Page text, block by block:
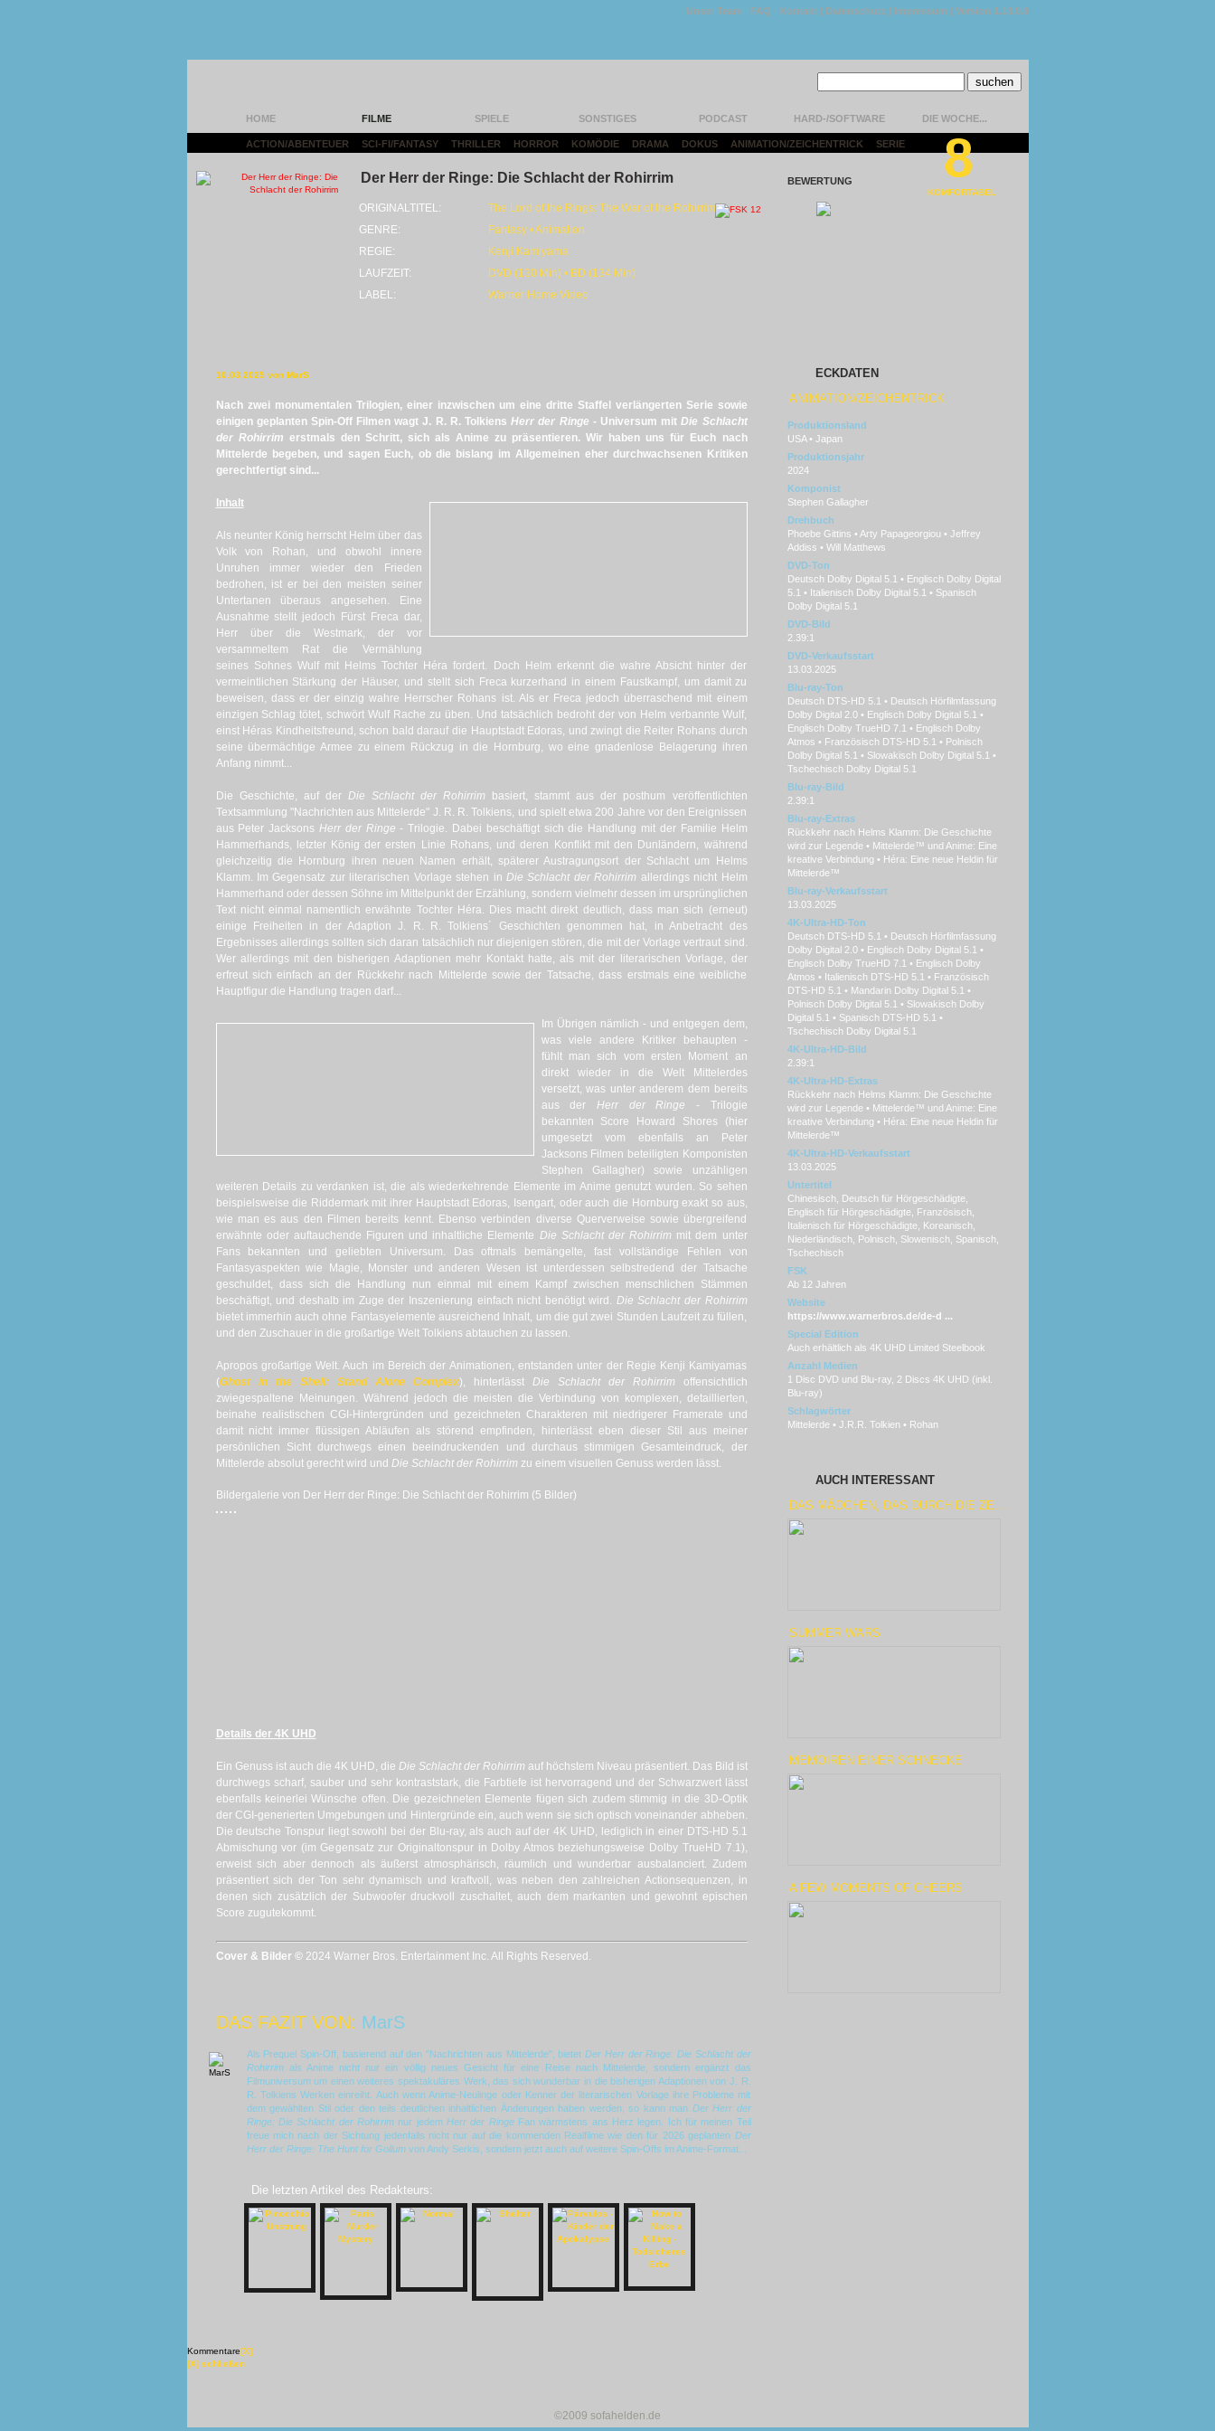
Unser Team | FAQ | Kontakt | Datenschutz | Impressum | Version 1.13.0.9
HOME FILME SPIELE SONSTIGES PODCAST HARD-/SOFTWARE DIE WOCHE...
ACTION/ABENTEUER SCI-FI/FANTASY THRILLER HORROR KOMÖDIE DRAMA DOKUS ANIMATION/ZEICHENTRICK SERIE
Der Herr der Ringe: Die Schlacht der Rohirrim
ORIGINALTITEL:
The Lord of the Rings: The War of the Rohirrim
GENRE:
Fantasy • Animation
REGIE:
Kenji Kamiyama
LAUFZEIT:
DVD (130 Min) • BD (134 Min)
LABEL:
Warner Home Video
BEWERTUNG 8
KOMFORTABEL
10.03.2025 von MarS
Nach zwei monumentalen Trilogien, einer inzwischen um eine dritte Staffel verlängerten Serie sowie
einigen geplanten Spin-Off Filmen wagt J. R. R. TolkiensHerr der Ringe - Universum mitDie Schlacht
der Rohirrim erstmals den Schritt, sich als Anime zu präsentieren. Wir haben uns für Euch nach
Mittelerde begeben, und sagen Euch, ob die bislang im Allgemeinen eher durchwachsenen Kritiken
gerechtfertigt sind...
Inhalt
Als neunter König herrscht Helm über das
Volk von Rohan, und obwohl innere
Unruhen immer wieder den Frieden
bedrohen, ist er bei den meisten seiner
Untertanen überaus angesehen. Eine
Ausnahme stellt jedoch Fürst Freca dar,
Herr über die Westmark, der vor
versammeltem Rat die Vermählung
seines Sohnes Wulf mit Helms Tochter Héra fordert. Doch Helm erkennt die wahre Absicht hinter der
vermeintlichen Stärkung der Häuser, und stellt sich Freca kurzerhand in einem Faustkampf, um damit zu
beweisen, dass er der einzig wahre Herrscher Rohans ist. Als er Freca jedoch überraschend mit einem
einzigen Schlag tötet, schwört Wulf Rache zu üben. Und tatsächlich bedroht der von Helm verbannte Wulf,
einst Héras Kindheitsfreund, schon bald darauf die Hauptstadt Edoras, und zwingt die Reiter Rohans durch
seine übermächtige Armee zu einem Rückzug in die Hornburg, wo eine gnadenlose Belagerung ihren
Anfang nimmt...
Die Geschichte, auf der Die Schlacht der Rohirrim basiert, stammt aus der posthum veröffentlichten
Textsammlung "Nachrichten aus Mittelerde" J. R. R. Tolkiens, und spielt etwa 200 Jahre vor den Ereignissen
aus Peter Jacksons Herr der Ringe - Trilogie. Dabei beschäftigt sich die Handlung mit der Familie Helm
Hammerhands, letzter König der ersten Linie Rohans, und deren Konflikt mit den Dunländern, während
gleichzeitig die Hornburg ihren neuen Namen erhält, späterer Austragungsort der Schlacht um Helms
Klamm. Im Gegensatz zur literarischen Vorlage stehen in Die Schlacht der Rohirrim allerdings nicht Helm
Hammerhand oder dessen Söhne im Mittelpunkt der Erzählung, sondern vielmehr dessen im ursprünglichen
Text nicht einmal namentlich erwähnte Tochter Héra. Dies macht direkt deutlich, dass man sich (erneut)
einige Freiheiten in der Adaption J. R. R. Tolkiens´ Geschichten genommen hat, in Anbetracht des
Ergebnisses allerdings sollten sich daran tatsächlich nur diejenigen stören, die mit der Vorlage vertraut sind.
Wer allerdings mit den bisherigen Adaptionen mehr Kontakt hatte, als mit der literarischen Vorlage, der
erfreut sich einfach an der Rückkehr nach Mittelerde sowie der Tatsache, dass erstmals eine weibliche
Hauptfigur die Handlung tragen darf...
Im Übrigen nämlich - und entgegen dem,
was viele andere Kritiker behaupten -
fühlt man sich vom ersten Moment an
direkt wieder in die Welt Mittelerdes
versetzt, was unter anderem dem bereits
aus der Herr der Ringe - Trilogie
bekannten Score Howard Shores (hier
umgesetzt vom ebenfalls an Peter
Jacksons Filmen beteiligten Komponisten
Stephen Gallagher) sowie unzähligen
weiteren Details zu verdanken ist, die als wiederkehrende Elemente im Anime genutzt wurden. So sehen
beispielsweise die Riddermark mit ihrer Hauptstadt Edoras, Isengart, oder auch die Hornburg exakt so aus,
wie man es aus den Filmen bereits kennt. Ebenso verbinden diverse Querverweise sowie übergreifend
erwähnte oder auftauchende Figuren und inhaltliche Elemente Die Schlacht der Rohirrim mit dem unter
Fans bekannten und geliebten Universum. Das oftmals bemängelte, fast vollständige Fehlen von
Fantasyaspekten wie Magie, Monster und anderen Wesen ist unterdessen selbstredend der Tatsache
geschuldet, dass sich die Handlung nun einmal mit einem Kampf zwischen menschlichen Stämmen
beschäftigt, und deshalb im Zuge der Inszenierung einfach nicht benötigt wird. Die Schlacht der Rohirrim
bietet immerhin auch ohne Fantasyelemente ausreichend Inhalt, um die gut zwei Stunden Laufzeit zu füllen,
und den Zuschauer in die großartige Welt Tolkiens abtauchen zu lassen.
Apropos großartige Welt. Auch im Bereich der Animationen, entstanden unter der Regie Kenji Kamiyamas
(Ghost in the Shell: Stand Alone Complex), hinterlässt Die Schlacht der Rohirrim offensichtlich
zwiegespaltene Meinungen. Während jedoch die meisten die Verbindung von komplexen, detaillierten,
beinahe realistischen CGI-Hintergründen und gezeichneten Charakteren mit niedrigerer Framerate und
damit nicht immer flüssigen Abläufen als störend empfinden, hinterlässt eben dieser Stil aus meiner
persönlichen Sicht durchwegs einen beeindruckenden und durchaus stimmigen Gesamteindruck, der
Mittelerde absolut gerecht wird und Die Schlacht der Rohirrim zu einem visuellen Genuss werden lässt.
Bildergalerie von Der Herr der Ringe: Die Schlacht der Rohirrim (5 Bilder)
Details der 4K UHD
Ein Genuss ist auch die 4K UHD, die Die Schlacht der Rohirrim auf höchstem Niveau präsentiert. Das Bild ist
durchwegs scharf, sauber und sehr kontraststark, die Farbtiefe ist hervorragend und der Schwarzwert lässt
ebenfalls keinerlei Wünsche offen. Die gezeichneten Elemente fügen sich zudem stimmig in die 3D-Optik
der CGI-generierten Umgebungen und Hintergründe ein, auch wenn sie sich optisch voneinander abheben.
Die deutsche Tonspur liegt sowohl bei der Blu-ray, als auch auf der 4K UHD, lediglich in einer DTS-HD 5.1
Abmischung vor (im Gegensatz zur Originaltonspur in Dolby Atmos beziehungsweise Dolby TrueHD 7.1),
erweist sich aber dennoch als äußerst atmosphärisch, räumlich und wunderbar ausbalanciert. Zudem
präsentiert sich der Ton sehr dynamisch und kraftvoll, was neben den zahlreichen Actionsequenzen, in
denen sich zusätzlich der Subwoofer druckvoll zuschaltet, auch dem markanten und gewohnt epischen
Score zugutekommt.
Cover & Bilder © 2024 Warner Bros. Entertainment Inc. All Rights Reserved.
DAS FAZIT VON: MarS
Als Prequel Spin-Off, basierend auf den "Nachrichten aus Mittelerde", bietet Der Herr der Ringe: Die Schlacht der
Rohirrimals Anime nicht nur ein völlig neues Gesicht für eine Reise nach Mittelerde, sondern ergänzt das
Filmuniversum um einen weiteres spektakuläres Werk, das sich wunderbar in die bisherigen Adaptionen von J. R.
R. Tolkiens Werken einreiht. Auch wenn Anime-Neulinge oder Kenner der literarischen Vorlage ihre Probleme mit
dem gewählten Stil oder den teils deutlichen inhaltlichen Änderungen haben werden, so kann man Der Herr der
Ringe: Die Schlacht der Rohirrimnur jedem Herr der RingeFan wärmstens ans Herz legen. Ich für meinen Teil
freue mich nach der Sichtung jedenfalls nicht nur auf die kommenden Realfilme wie den für 2026 geplanten Der
Herr der Ringe: The Hunt for Gollumvon Andy Serkis, sondern jetzt auch auf weitere Spin-Offs im Anime-Format...
Die letzten Artikel des Redakteurs:
ECKDATEN
ANIMATION/ZEICHENTRICK
Produktionsland
USA • Japan
Produktionsjahr
2024
Komponist
Stephen Gallagher
Drehbuch
Phoebe Gittins • Arty Papageorgiou • Jeffrey
Addiss • Will Matthews
DVD-Ton
Deutsch Dolby Digital 5.1 • Englisch Dolby Digital
5.1 • Italienisch Dolby Digital 5.1 • Spanisch
Dolby Digital 5.1
DVD-Bild
2.39:1
DVD-Verkaufsstart
13.03.2025
Blu-ray-Ton
Deutsch DTS-HD 5.1 • Deutsch Hörfilmfassung
Dolby Digital 2.0 • Englisch Dolby Digital 5.1 •
Englisch Dolby TrueHD 7.1 • Englisch Dolby
Atmos • Französisch DTS-HD 5.1 • Polnisch
Dolby Digital 5.1 • Slowakisch Dolby Digital 5.1 •
Tschechisch Dolby Digital 5.1
Blu-ray-Bild
2.39:1
Blu-ray-Extras
Rückkehr nach Helms Klamm: Die Geschichte
wird zur Legende • Mittelerde™ und Anime: Eine
kreative Verbindung • Héra: Eine neue Heldin für
Mittelerde™
Blu-ray-Verkaufsstart
13.03.2025
4K-Ultra-HD-Ton
Deutsch DTS-HD 5.1 • Deutsch Hörfilmfassung
Dolby Digital 2.0 • Englisch Dolby Digital 5.1 •
Englisch Dolby TrueHD 7.1 • Englisch Dolby
Atmos • Italienisch DTS-HD 5.1 • Französisch
DTS-HD 5.1 • Mandarin Dolby Digital 5.1 •
Polnisch Dolby Digital 5.1 • Slowakisch Dolby
Digital 5.1 • Spanisch DTS-HD 5.1 •
Tschechisch Dolby Digital 5.1
4K-Ultra-HD-Bild
2.39:1
4K-Ultra-HD-Extras
Rückkehr nach Helms Klamm: Die Geschichte
wird zur Legende • Mittelerde™ und Anime: Eine
kreative Verbindung • Héra: Eine neue Heldin für
Mittelerde™
4K-Ultra-HD-Verkaufsstart
13.03.2025
Untertitel
Chinesisch, Deutsch für Hörgeschädigte,
Englisch für Hörgeschädigte, Französisch,
Italienisch für Hörgeschädigte, Koreanisch,
Niederländisch, Polnisch, Slowenisch, Spanisch,
Tschechisch
FSK
Ab 12 Jahren
Website
https://www.warnerbros.de/de-d ...
Special Edition
Auch erhältlich als 4K UHD Limited Steelbook
Anzahl Medien
1 Disc DVD und Blu-ray, 2 Discs 4K UHD (inkl.
Blu-ray)
Schlagwörter
Mittelerde • J.R.R. Tolkien • Rohan
AUCH INTERESSANT
DAS MÄDCHEN, DAS DURCH DIE ZE...
SUMMER WARS
MEMOIREN EINER SCHNECKE
A FEW MOMENTS OF CHEERS
Kommentare[X]
[X] schließen
©2009 sofahelden.de